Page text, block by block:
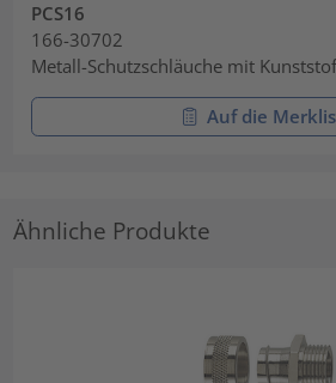
PCS16
166-30702
Metall-Schutzschläuche mit
Auf die
Ähnliche Produkte